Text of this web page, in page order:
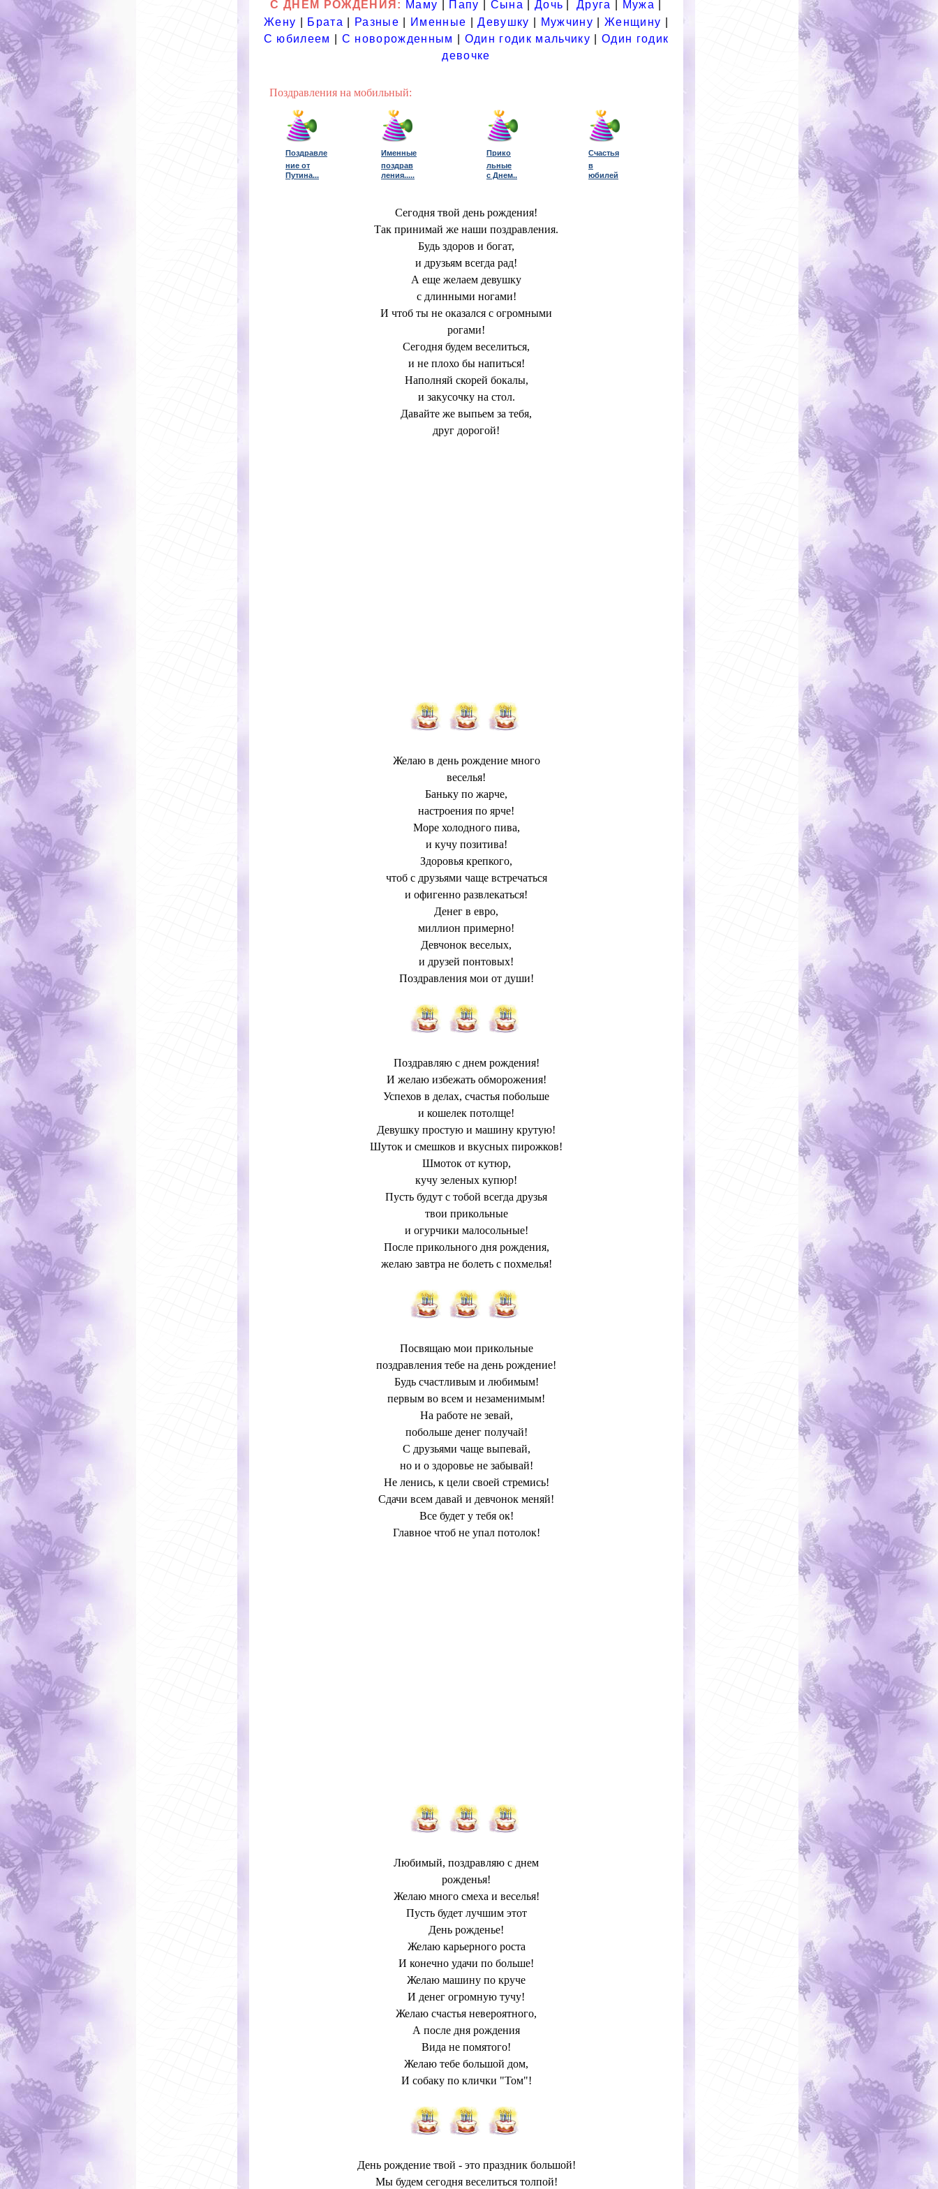
С ДНЕМ РОЖДЕНИЯ: Маму Папу Сына Дочь Друга Мужа
Жену
Брата Разные Именные Девушку Мужчину Женщину
С юбилеем
С новорожденным Один годик мальчику
Один годик
девочке
Поздравления на мобильный:
Поздравле
ние от
Путина...
Именные
поздрав
ления.....
Прико
льные
с Днем..
Счастья
в
юбилей
Сегодня твой день рождения!
Так принимай же наши поздравления.
Будь здоров и богат,
и друзьям всегда рад!
А еще желаем девушку
с длинными ногами!
И чтоб ты не оказался с огромными
рогами!
Сегодня будем веселиться,
и не плохо бы напиться!
Наполняй скорей бокалы,
и закусочку на стол.
Давайте же выпьем за тебя,
друг дорогой!
Желаю в день рождение много
веселья!
Баньку по жарче,
настроения по ярче!
Море холодного пива,
и кучу позитива!
Здоровья крепкого,
чтоб с друзьями чаще встречаться
и офигенно развлекаться!
Денег в евро,
миллион примерно!
Девчонок веселых,
и друзей понтовых!
Поздравления мои от души!
Поздравляю с днем рождения!
И желаю избежать обморожения!
Успехов в делах, счастья побольше
и кошелек потолще!
Девушку простую и машину крутую!
Шуток и смешков и вкусных пирожков!
Шмоток от кутюр,
кучу зеленых купюр!
Пусть будут с тобой всегда друзья
твои прикольные
и огурчики малосольные!
После прикольного дня рождения,
желаю завтра не болеть с похмелья!
Посвящаю мои прикольные
поздравления тебе на день рождение!
Будь счастливым и любимым!
первым во всем и незаменимым!
На работе не зевай,
побольше денег получай!
С друзьями чаще выпевай,
но и о здоровье не забывай!
Не ленись, к цели своей стремись!
Сдачи всем давай и девчонок меняй!
Все будет у тебя ок!
Главное чтоб не упал потолок!
Любимый, поздравляю с днем
рожденья!
Желаю много смеха и веселья!
Пусть будет лучшим этот
День рожденье!
Желаю карьерного роста
И конечно удачи по больше!
Желаю машину по круче
И денег огромную тучу!
Желаю счастья невероятного,
А после дня рождения
Вида не помятого!
Желаю тебе большой дом,
И собаку по клички "Том"!
День рождение твой - это праздник большой!
Мы будем сегодня веселиться толпой!